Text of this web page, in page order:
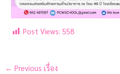
Post Views: 558
← Previous เรื่อง